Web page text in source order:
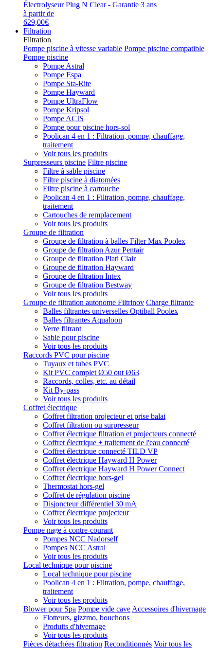
Électrolyseur Plug N Clear - Garantie 3 ans
à partir de
629,00€
Filtration
Filtration
Pompe piscine à vitesse variable Pompe piscine compatible
Pompe piscine
Pompe Astral
Pompe Espa
Pompe Sta-Rite
Pompe Hayward
Pompe UltraFlow
Pompe Kripsol
Pompe ACIS
Pompe pour piscine hors-sol
Poolican 4 en 1 : Filtration, pompe, chauffage,
traitement
Voir tous les produits
Surpresseurs piscine Filtre piscine
Filtre à sable piscine
Filtre piscine à diatomées
Filtre piscine à cartouche
Poolican 4 en 1 : Filtration, pompe, chauffage,
traitement
Cartouches de remplacement
Voir tous les produits
Groupe de filtration
Groupe de filtration à balles Filter Max Poolex
Groupe de filtration Azur Pentair
Groupe de filtration Plati Clair
Groupe de filtration Hayward
Groupe de filtration Intex
Groupe de filtration Bestway
Voir tous les produits
Groupe de filtration autonome Filtrinov Charge filtrante
Balles filtrantes universelles Optiball Poolex
Balles filtrantes Aqualoon
Verre filtrant
Sable pour piscine
Voir tous les produits
Raccords PVC pour piscine
Tuyaux et tubes PVC
Kit PVC complet Ø50 out Ø63
Raccords, colles, etc. au détail
Kit By-pass
Voir tous les produits
Coffret électrique
Coffret filtration projecteur et prise balai
Coffret filtration ou surpresseur
Coffret électrique filtration et projecteurs connecté
Coffret électrique + traitement de l'eau connecté
Coffret électrique connecté TILD VP
Coffret électrique Hayward H Power
Coffret électrique Hayward H Power Connect
Coffret électrique hors-gel
Thermostat hors-gel
Coffret de régulation piscine
Disjoncteur différentiel 30 mA
Coffret électrique projecteur
Voir tous les produits
Pompe nage à contre-courant
Pompes NCC Nadorself
Pompes NCC Astral
Voir tous les produits
Local technique pour piscine
Local technique pour piscine
Poolican 4 en 1 : Filtration, pompe, chauffage,
traitement
Voir tous les produits
Blower pour Spa Pompe vide cave Accessoires d'hivernage
Flotteurs, gizzmo, bouchons
Produits d'hivernage
Voir tous les produits
Pièces détachées filtration Reconditionnés Voir tous les